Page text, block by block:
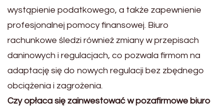
wystąpienie podatkowego, a także zapewnienie
profesjonalnej pomocy finansowej. Biuro
rachunkowe śledzi również zmiany w przepisach
daninowych i regulacjach, co pozwala firmom na
adaptację się do nowych regulacji bez zbędnego
obciążenia i zagrożenia.
Czy opłaca się zainwestować w pozafirmowe biuro